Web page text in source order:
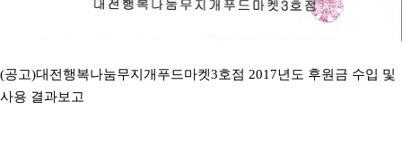
(공고)대전행복나눔무지개푸드마켓3호점 2017년도 후원금 수입 및
사용 결과보고